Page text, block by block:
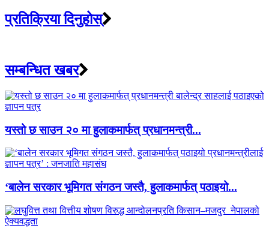
प्रतिक्रिया दिनुहोस्
सम्बन्धित खबर
यस्तो छ साउन २० मा हुलाकमार्फत् प्रधानमन्त्री...
‘बालेन सरकार भूमिगत संगठन जस्तै, हुलाकमार्फत् पठाइयो...